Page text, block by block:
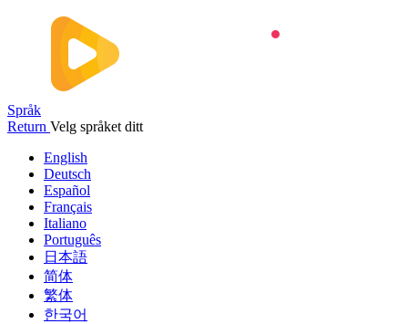
Språk
Return Velg språket ditt
English
Deutsch
Español
Français
Italiano
Português
日本語
简体
繁体
한국어